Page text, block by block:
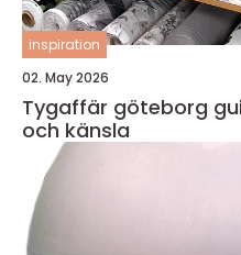
inspiration
02. May 2026
Tygaffär göteborg guide till rätt tyg, form
och känsla